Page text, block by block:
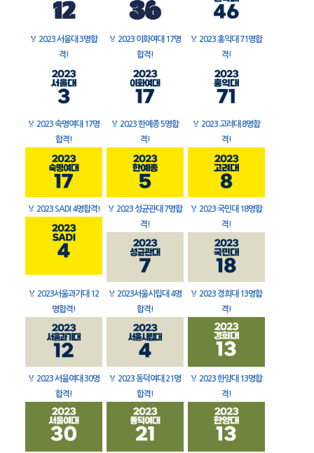
🏅 2023 서울대 3명합
격!
🏅 2023 이화여대 17명
합격!
🏅 2023 홍익대 71명합
격!
🏅 2023 숙명여대 17명
합격!
🏅 2023 한예종 5명합
격!
🏅 2023 고려대 8명합
격!
🏅 2023 SADI 4명합격! 🏅 2023 성균관대 7명합
격!
🏅 2023 국민대 18명합
격!
🏅 2023서울과기대 12
명합격!
🏅 2023서울시립대 4명
합격!
🏅 2023 경희대 13명합
격!
🏅 2023 서울여대 30명
합격!
🏅 2023 동덕여대 21명
합격!
🏅 2023 한양대 13명합
격!